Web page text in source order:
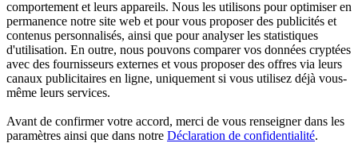
comportement et leurs appareils. Nous les utilisons pour optimiser en
permanence notre site web et pour vous proposer des publicités et
contenus personnalisés, ainsi que pour analyser les statistiques
d'utilisation. En outre, nous pouvons comparer vos données cryptées
avec des fournisseurs externes et vous proposer des offres via leurs
canaux publicitaires en ligne, uniquement si vous utilisez déjà vous-
même leurs services.
Avant de confirmer votre accord, merci de vous renseigner dans les
paramètres ainsi que dans notre Déclaration de confidentialité.